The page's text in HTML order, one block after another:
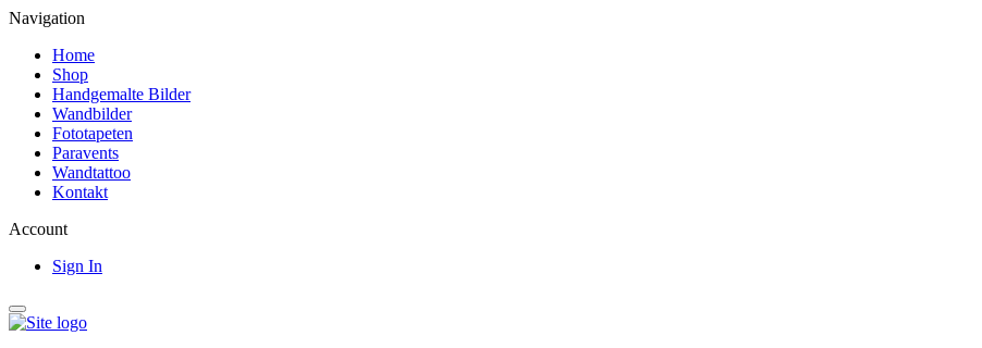
Navigation
Home
Shop
Handgemalte Bilder
Wandbilder
Fototapeten
Paravents
Wandtattoo
Kontakt
Account
Sign In